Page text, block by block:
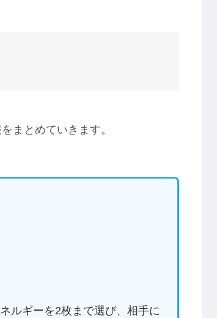
まとめていきます。
ルギーを2枚まで選び、相手に